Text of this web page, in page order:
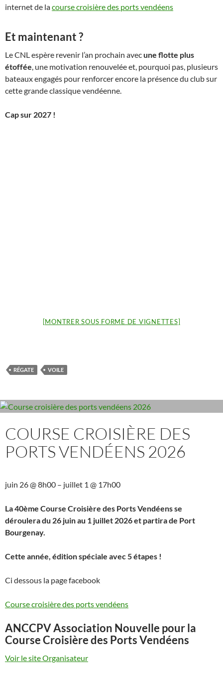
internet de lacourse croisière des ports vendéens
Et maintenant ?
Le CNL espère revenir l’an prochain avecune flotte plus
étoffée, une motivation renouvelée et, pourquoi pas, plusieurs
bateaux engagés pour renforcer encore la présence du club sur
cette grande classique vendéenne.
Cap sur 2027 !
[MONTRER SOUS FORME DE VIGNETTES]
RÉGATE VOILE
COURSE CROISIÈRE DES
PORTS VENDÉENS 2026
juin 26@8h00 – juillet 1 @ 17h00
La 40ème Course Croisière des Ports Vendéens se
déroulera du 26 juin au 1 juillet 2026 et partira de Port
Bourgenay.
Cette année, édition spéciale avec 5 étapes !
Ci dessous la page facebook
Course croisière des ports vendéens
ANCCPV Association Nouvelle pour la
Course Croisière des Ports Vendéens
Voir le site Organisateur